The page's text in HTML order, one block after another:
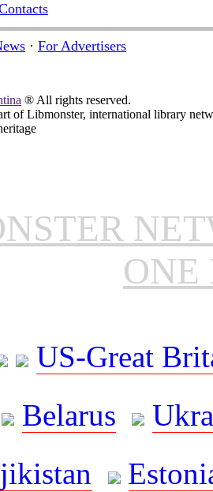
· For Advertisers
® All rights reserved.
of Libmonster, international library
ONE
US-Great
Belarus